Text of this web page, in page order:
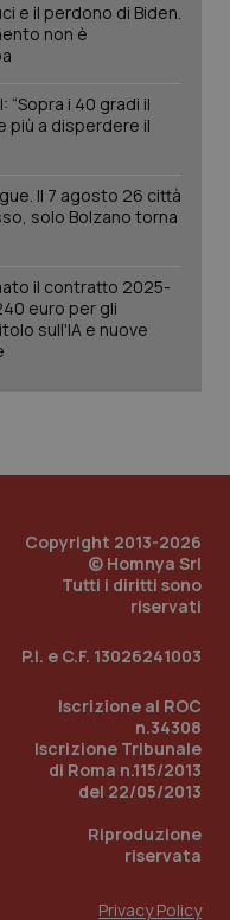
e il perdono di Biden.
non è
“Sopra i 40 gradi il
più a disperdere il
Il 7 agosto 26 città
solo Bolzano torna
il contratto 2025-
euro per gli
sull'IA e nuove
Copyright 2013-2026
© Homnya Srl
Tutti i diritti sono
riservati
P.I. e C.F. 13026241003
Iscrizione al ROC
n.34308
Iscrizione Tribunale
di Roma n.115/2013
del 22/05/2013
Riproduzione
riservata
Privacy Policy